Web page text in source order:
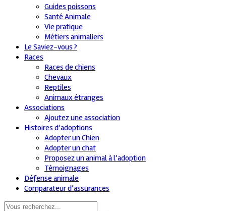
Guides poissons
Santé Animale
Vie pratique
Métiers animaliers
Le Saviez-vous ?
Races
Races de chiens
Chevaux
Reptiles
Animaux étranges
Associations
Ajoutez une association
Histoires d’adoptions
Adopter un Chien
Adopter un chat
Proposez un animal à l’adoption
Témoignages
Défense animale
Comparateur d’assurances